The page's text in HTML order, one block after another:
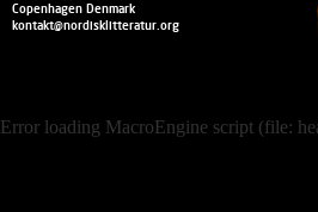
Copenhagen Denmark
kontakt@nordisklitteratur.org
Error loading MacroEngine script (file: